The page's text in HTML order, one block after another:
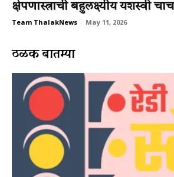
क्षेपणास्त्राची बहुलक्ष्यीय यशस्वी
Team ThalakNews - May 11, 2026
ठळक बातम्या